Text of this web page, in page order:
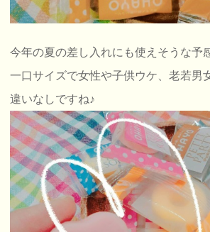
今年の夏の差し入れにも使えそうな
一口サイズで女性や子供ウケ、老若男
違いなしですね♪